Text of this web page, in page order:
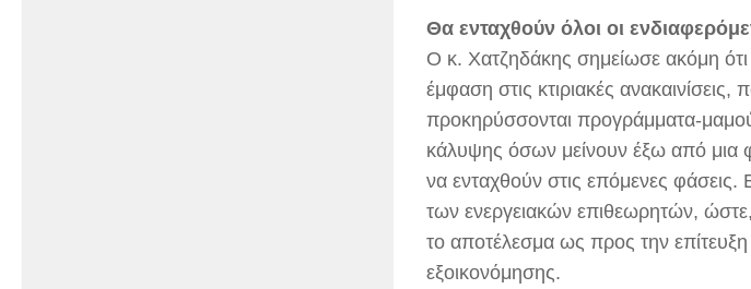
Θα ενταχθούν όλοι οι
Ο κ. Χατζηδάκης σημείωσε ακόμη
έμφαση στις κτιριακές
προκηρύσσονται προγράμματα-
κάλυψης όσων μείνουν έξω από μια
να ενταχθούν στις επόμενες φάσεις.
των ενεργειακών επιθεωρητών,
το αποτέλεσμα ως προς την
εξοικονόμησης.